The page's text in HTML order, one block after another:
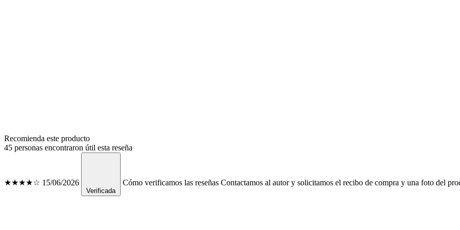
Recomienda este producto
45 personas encontraron útil esta reseña
★★★★☆ 15/06/2026
Verificada
Cómo verificamos las reseñas Contactamos al autor y solicitamos el recibo de compra y una foto del